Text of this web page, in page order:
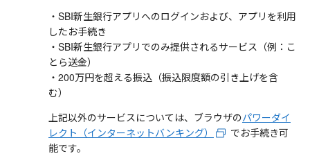
・SBI新生銀行アプリへのログインおよび、アプリを利用
したお手続き
・SBI新生銀行アプリでのみ提供されるサービス（例：こ
とら送金）
・200万円を超える振込（振込限度額の引き上げを含
む）
上記以外のサービスについては、ブラウザのパワーダイ
レクト（インターネットバンキング）
でお手続き可
能です。